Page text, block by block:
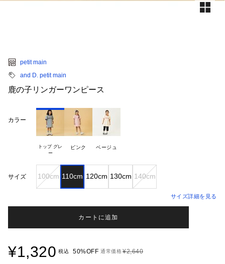
petit main
and D. petit main
鹿の子リンガーワンピース
カラー
トップ グレ
ー
ピンク ベージュ
サイズ 100cm 110cm 120cm 130cm 140cm
サイズ詳細を見る
カートに追加
¥1,320 税込 50%OFF 通常価格¥2,640